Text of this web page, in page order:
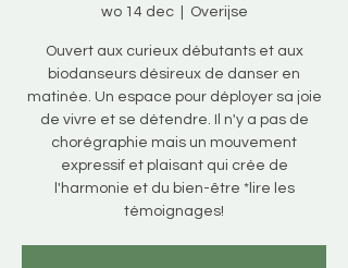
wo 14 dec
  |
Overijse
Ouvert aux curieux débutants et aux
biodanseurs désireux de danser en
matinée. Un espace pour déployer sa joie
de vivre et se détendre. Il n'y a pas de
chorégraphie mais un mouvement
expressif et plaisant qui crée de
l'harmonie et du bien-être *lire les
témoignages!